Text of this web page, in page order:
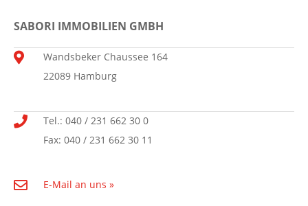
SABORI IMMOBILIEN GMBH
Wandsbeker Chaussee 164
22089 Hamburg
Tel.: 040 / 231 662 30 0
Fax: 040 / 231 662 30 11
E-Mail an uns »